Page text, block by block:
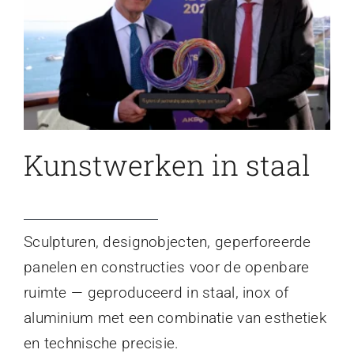
Kunstwerken in staal
Sculpturen, designobjecten, geperforeerde
panelen en constructies voor de openbare
ruimte — geproduceerd in staal, inox of
aluminium met een combinatie van esthetiek
en technische precisie.